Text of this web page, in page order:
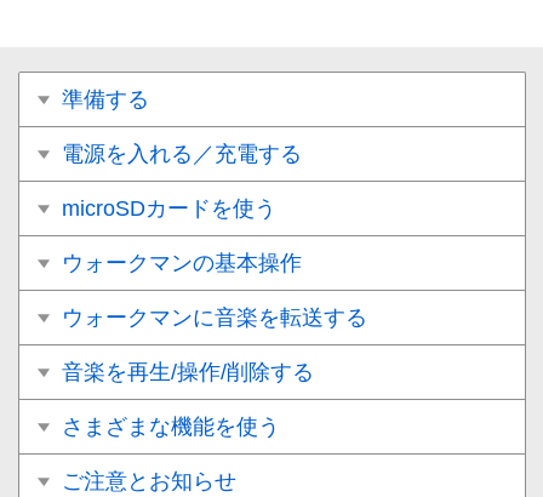
準備する
電源を入れる／充電する
microSDカードを使う
ウォークマンの基本操作
ウォークマンに音楽を転送する
音楽を再生/操作/削除する
さまざまな機能を使う
ご注意とお知らせ